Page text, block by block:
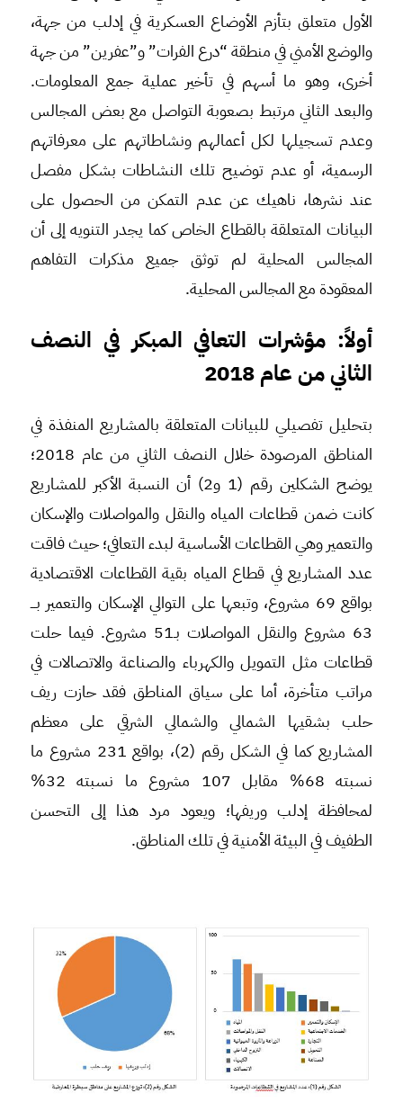
الأول متعلق بتأزم الأوضاع العسكرية في إدلب من جهة،
والوضع الأمني في منطقة “درع الفرات” و”عفرين” من جهة
أخرى، وهو ما أسهم في تأخير عملية جمع المعلومات.
والبعد الثاني مرتبط بصعوبة التواصل مع بعض المجالس
وعدم تسجيلها لكل أعمالهم ونشاطاتهم على معرفاتهم
الرسمية، أو عدم توضيح تلك النشاطات بشكل مفصل
عند نشرها، ناهيك عن عدم التمكن من الحصول على
البيانات المتعلقة بالقطاع الخاص كما يجدر التنويه إلى أن
المجالس المحلية لم توثق جميع مذكرات التفاهم
المعقودة مع المجالس المحلية.
أولاً: مؤشرات التعافي المبكر في النصف
الثاني من عام 2018
بتحليل تفصيلي للبيانات المتعلقة بالمشاريع المنفذة في
المناطق المرصودة خلال النصف الثاني من عام 2018؛
يوضح الشكلين رقم (1 و2) أن النسبة الأكبر للمشاريع
كانت ضمن قطاعات المياه والنقل والمواصلات والإسكان
والتعمير وهي القطاعات الأساسية لبدء التعافي؛ حيث فاقت
عدد المشاريع في قطاع المياه بقية القطاعات الاقتصادية
بواقع 69 مشروع، وتبعها على التوالي الإسكان والتعمير بـــ
63 مشروع والنقل المواصلات بـ51 مشروع. فيما حلت
قطاعات مثل التمويل والكهرباء والصناعة والاتصالات في
مراتب متأخرة، أما على سياق المناطق فقد حازت ريف
حلب بشقيها الشمالي والشمالي الشرقي على معظم
المشاريع كما في الشكل رقم (2)، بواقع 231 مشروع ما
نسبته 68% مقابل 107 مشروع ما نسبته 32%
لمحافظة إدلب وريفها؛ ويعود مرد هذا إلى التحسن
الطفيف في البيئة الأمنية في تلك المناطق.